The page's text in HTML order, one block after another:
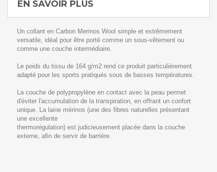
EN SAVOIR PLUS
Un collant en Carbon Merinos Wool simple et extrêmement
versatile, idéal pour être porté comme un sous-vêtement ou
comme une couche intermédiaire.
Le poids du tissu de 164 g/m2 rend ce produit particulièrement
adapté pour les sports pratiqués sous de basses températures.
La couche de polypropylène en contact avec la peau permet
d'éviter l'accumulation de la transpiration, en offrant un confort
unique. La laine mérinos (une des fibres naturelles présentant
une excellente
thermorégulation) est judicieusement placée dans la couche
externe, afin de servir de barrière.